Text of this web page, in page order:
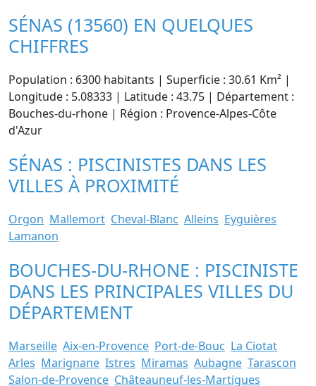
SÉNAS (13560) EN QUELQUES
CHIFFRES
Population : 6300 habitants | Superficie : 30.61 Km² |
Longitude : 5.08333 | Latitude : 43.75 | Département :
Bouches-du-rhone | Région : Provence-Alpes-Côte
d'Azur
SÉNAS : PISCINISTES DANS LES
VILLES À PROXIMITÉ
Orgon Mallemort Cheval-Blanc Alleins Eyguières
Lamanon
BOUCHES-DU-RHONE : PISCINISTE
DANS LES PRINCIPALES VILLES DU
DÉPARTEMENT
Marseille Aix-en-Provence Port-de-Bouc La Ciotat
Arles Marignane Istres Miramas Aubagne Tarascon
Salon-de-Provence Châteauneuf-les-Martigues